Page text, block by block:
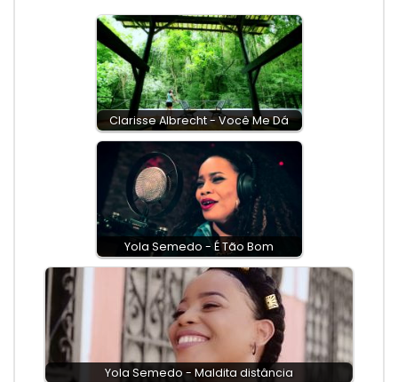
Clarisse Albrecht - Você Me Dá
Yola Semedo - É Tão Bom
Yola Semedo - Maldita distância